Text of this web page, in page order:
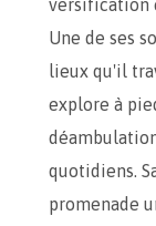
versification
Une de ses
lieux qu'il
explore à
quotidiens.
promenade